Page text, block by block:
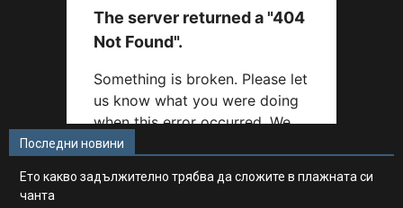
Последни новини
Ето какво задължително трябва да сложите в плажната си
чанта